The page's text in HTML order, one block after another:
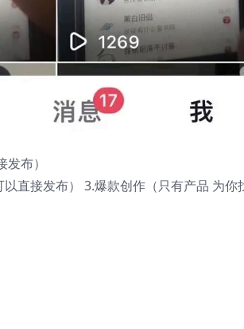
布）
直接发布） 3.爆款创作（只有产品 为你